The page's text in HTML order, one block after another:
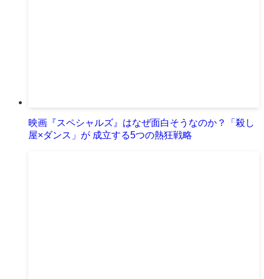
映画『スペシャルズ』はなぜ面白そうなのか？「殺し
屋×ダンス」が 成立する5つの熱狂戦略